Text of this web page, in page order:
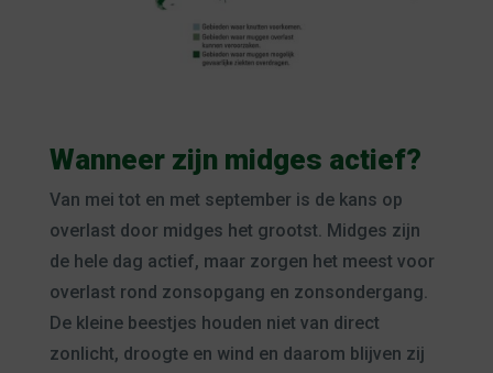
Wanneer zijn midges actief?
Van mei tot en met september is de kans op
overlast door midges het grootst. Midges zijn
de hele dag actief, maar zorgen het meest voor
overlast rond zonsopgang en zonsondergang.
De kleine beestjes houden niet van direct
zonlicht, droogte en wind en daarom blijven zij